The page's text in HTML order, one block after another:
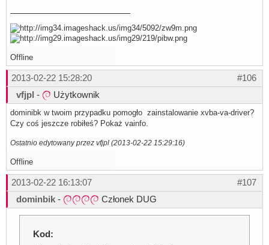
Offline
#106
2013-02-22 15:28:20
vfjpl - Użytkownik
dominibk w twoim przypadku pomogło zainstalowanie xvba-va-driver?
Czy coś jeszcze robiłeś? Pokaż vainfo.
Ostatnio edytowany przez vfjpl (2013-02-22 15:29:16)
Offline
#107
2013-02-22 16:13:07
dominbik - Członek DUG
Kod: